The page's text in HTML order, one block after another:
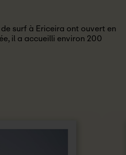
surf à Ericeira ont ouvert en
il a accueilli environ 200